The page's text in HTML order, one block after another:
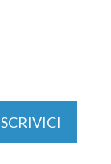
SCRIVICI